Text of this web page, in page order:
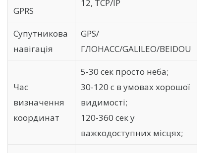
GPRS
12, TCP/IP
Супутникова
навігація
GPS/
ГЛОНАСС/GALILEO/BEIDOU
Час
визначення
координат
5-30 сек просто неба;
30-120 с в умовах хорошої
видимості;
120-360 сек у
важкодоступних місцях;